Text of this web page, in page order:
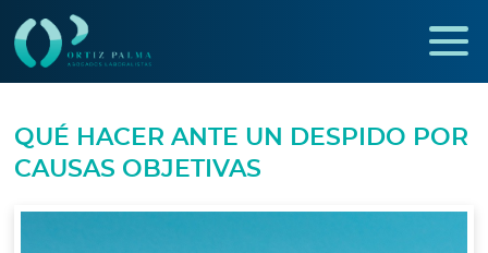
QUÉ HACER ANTE UN DESPIDO POR
CAUSAS OBJETIVAS